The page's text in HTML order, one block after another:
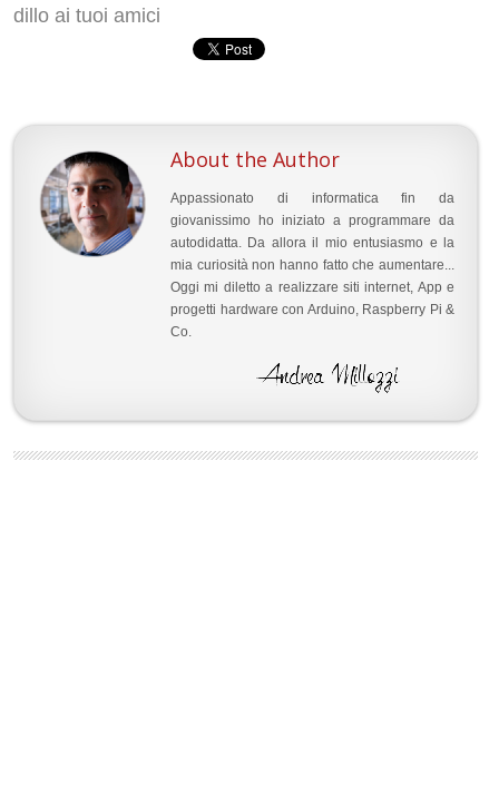
dillo ai tuoi amici
About the Author
Appassionato di informatica fin da
giovanissimo ho iniziato a programmare da
autodidatta. Da allora il mio entusiasmo e la
mia curiosità non hanno fatto che aumentare...
Oggi mi diletto a realizzare siti internet, App e
progetti hardware con Arduino, Raspberry Pi &
Co.